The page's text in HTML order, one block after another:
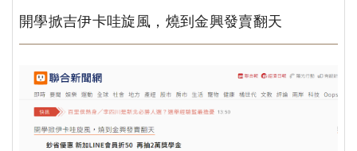
開學掀吉伊卡哇旋風，燒到金興發賣翻天